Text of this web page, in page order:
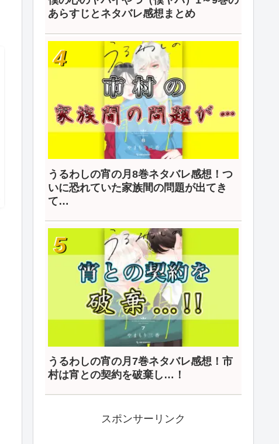
あらすじとネタバレ感想まとめ
うるわしの宵の月8巻ネタバレ感想！つ
いに恐れていた家族間の問題が出てき
て…
うるわしの宵の月7巻ネタバレ感想！市
村は宵との契約を破棄し…！
スポンサーリンク